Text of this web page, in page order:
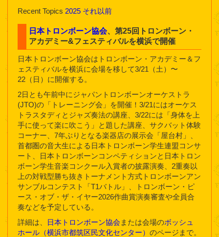
Recent Topics 2025 それ以前
日本トロンボーン協会、第25回トロンボーン・
アカデミー&フェスティバルを横浜で開催
日本トロンボーン協会はトロンボーン・アカデミー＆フ
ェスティバルを横浜に会場を移して3/21（土）〜
22（日）に開催する。
2日とも午前中にジャパントロンボーンオーケストラ
(JTO)の「トレーニング会」を開催！3/21にはオーケス
トラスタディとジャズ奏法の講座、3/22には「身体を上
手に使って楽に吹こう」と題した講座、サクバット体験
コーナー、7年ぶりとなる楽器店の展示会「屋台村」、
首都圏の音大生による日本トロンボーン学生連盟コンサ
ート、日本トロンボーンコンペティションと日本トロン
ボーン学生音楽コンクール入賞者の披露演奏、2重奏以
上の対戦型勝ち抜きトーナメント方式トロンボーンアン
サンブルコンテスト「T1バトル」、トロンボーン・ピ
ース・オブ・ザ・イヤー2026作曲賞演奏審査や全員合
奏などを予定している。
詳細は、
日本トロンボーン協会 または会場のボッシュ
ホール（横浜市都筑区民文化センター） のページまで。